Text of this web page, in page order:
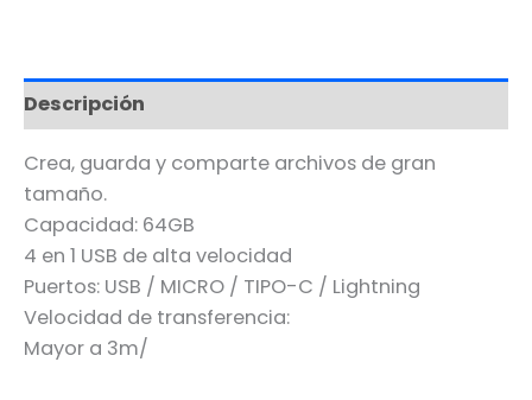
Descripción
Crea, guarda y comparte archivos de gran
tamaño.
Capacidad: 64GB
4 en 1 USB de alta velocidad
Puertos: USB / MICRO / TIPO-C / Lightning
Velocidad de transferencia:
Mayor a 3m/